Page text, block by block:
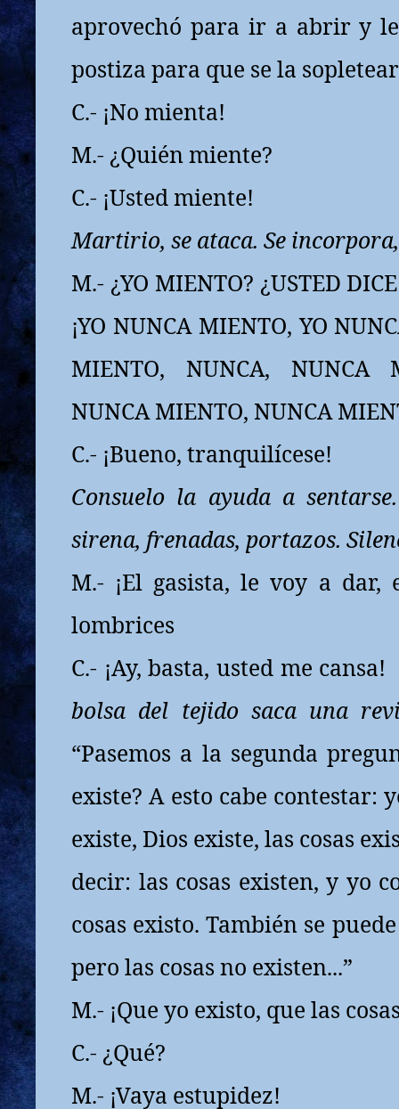
aprovechó para ir a abrir y
postiza para que se la
C.- ¡No mienta!
M.- ¿Quién miente?
C.- ¡Usted miente!
Martirio, se ataca. Se
M.- ¿YO MIENTO? ¿USTED
¡YO NUNCA MIENTO, YO
MIENTO, NUNCA, NUNCA
NUNCA MIENTO, NUNCA
C.- ¡Bueno, tranquilícese!
Consuelo la ayuda a
sirena, frenadas, portazos.
M.- ¡El gasista, le voy a dar,
lombrices
C.- ¡Ay, basta, usted me cansa!
bolsa del tejido saca una
“Pasemos a la segunda
existe? A esto cabe contestar:
existe, Dios existe, las cosas
decir: las cosas existen, y yo
cosas existo. También se
pero las cosas no existen...”
M.- ¡Que yo existo, que las
C.- ¿Qué?
M.- ¡Vaya estupidez!